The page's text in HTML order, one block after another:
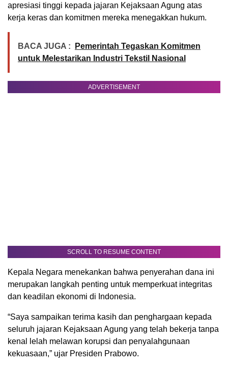
apresiasi tinggi kepada jajaran Kejaksaan Agung atas
kerja keras dan komitmen mereka menegakkan hukum.
BACA JUGA :
Pemerintah Tegaskan Komitmen
untuk Melestarikan Industri Tekstil Nasional
ADVERTISEMENT
SCROLL TO RESUME CONTENT
Kepala Negara menekankan bahwa penyerahan dana ini
merupakan langkah penting untuk memperkuat integritas
dan keadilan ekonomi di Indonesia.
“Saya sampaikan terima kasih dan penghargaan kepada
seluruh jajaran Kejaksaan Agung yang telah bekerja tanpa
kenal lelah melawan korupsi dan penyalahgunaan
kekuasaan,” ujar Presiden Prabowo.